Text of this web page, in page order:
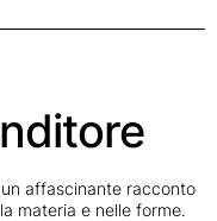
affascinante racconto
materia e nelle forme.